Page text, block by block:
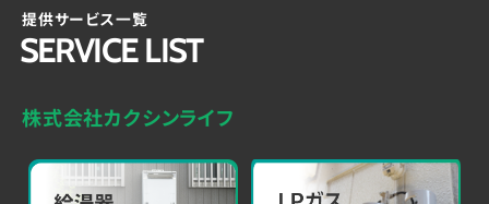
提供サービス一覧
SERVICE LIST
株式会社カクシンライフ